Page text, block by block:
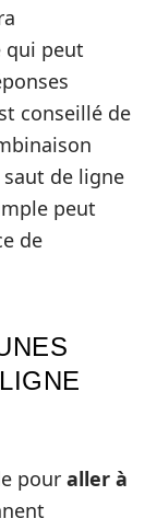
qui peut
conseillé de
saut de ligne
peut
de
pour aller à